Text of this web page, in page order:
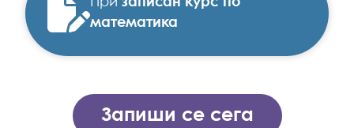
При записан курс по
математика
Запиши се сега